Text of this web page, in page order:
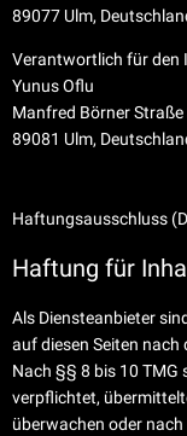
89077 Ulm,
Verantwortlich für den
Yunus Oflu
Manfred Börner
89081 Ulm,
Haftungsausschluss
Haftung für
Als Diensteanbieter
auf diesen Seiten
Nach §§ 8 bis 10 TMG
verpflichtet,
überwachen oder